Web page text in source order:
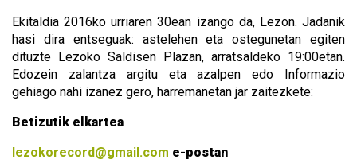
Ekitaldia 2016ko urriaren 30ean izango da, Lezon. Jadanik
hasi dira entseguak: astelehen eta ostegunetan egiten
dituzte Lezoko Saldisen Plazan, arratsaldeko 19:00etan.
Edozein zalantza argitu eta azalpen edo Informazio
gehiago nahi izanez gero, harremanetan jar zaitezkete:
Betizutik elkartea
lezokorecord@gmail.com e-postan